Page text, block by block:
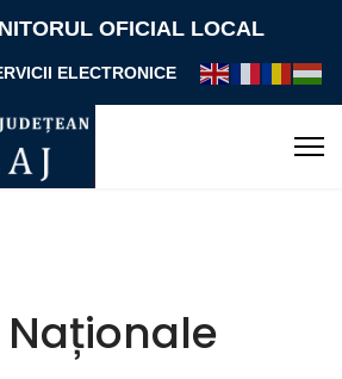
OFICIAL LOCAL
ELECTRONICE